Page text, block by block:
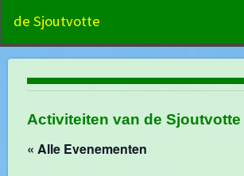
de Sjoutvotte
Activiteiten van de Sjoutvotte
« Alle Evenementen